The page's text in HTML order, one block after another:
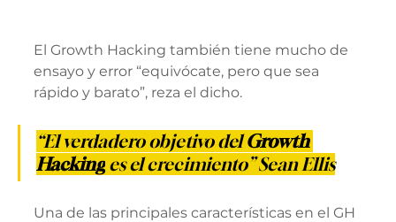
El Growth Hacking también tiene mucho de
ensayo y error “equivócate, pero que sea
rápido y barato”, reza el dicho.
“El verdadero objetivo del Growth
Hacking es el crecimiento” Sean Ellis
Una de las principales características en el GH